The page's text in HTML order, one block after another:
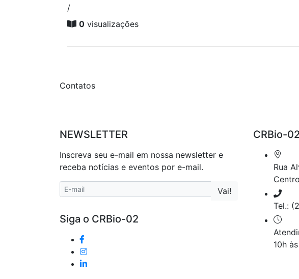
/
0 visualizações
Contatos
NEWSLETTER
Inscreva seu e-mail em nossa newsletter e
receba notícias e eventos por e-mail.
Siga o CRBio-02
CRBio-02
Rua
Tel.:
10h